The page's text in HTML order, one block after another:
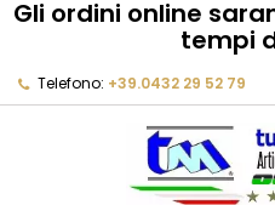
Gli ordini online
tempi
Telefono: +39.0432 29 52 79
My wishlists
add_circle_outline Create new list
Crea lista dei
Devi avere effettuato
prodotti nella tua lista dei